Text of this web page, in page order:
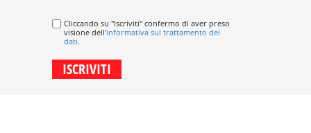
Cliccando su "Iscriviti" confermo di aver preso
visione dell'informativa sul trattamento dei
dati.